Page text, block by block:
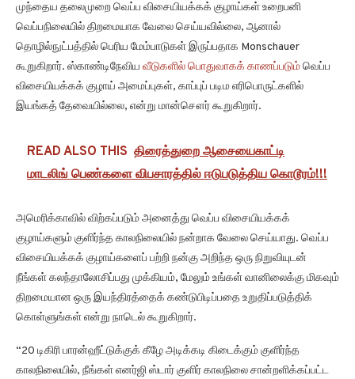
முந்தைய தலைமுறை வெப்ப விசையியக்கக் குழாய்கள் உறைபனி
வெப்பநிலையில் திறமையாக வேலை செய்யவில்லை, ஆனால்
தொழில்நுட்பத்தில் பெரிய மேம்பாடுகள் இருப்பதாக Monschauer
கூறுகிறார். ஸ்காண்டிநேவிய வீடுகளில் பொதுவாகக் காணப்படும்வெப்ப
விசையியக்கக் குழாய் அமைப்புகள், காப்புப் படிம எரிபொருட்களில்
இயங்கத் தேவையில்லை, என்று மான்சௌர் கூறுகிறார்.
READ ALSO THIS திரைத்துறை ஆசையைகாட்டி
மாடலிங் பெண்களை விபசாரத்தில் ஈடுபடுத்திய கொடூரம்!!!
அமெரிக்காவில் விற்கப்படும் அனைத்து வெப்ப விசையியக்கக்
குழாய்களும் குளிர்ந்த காலநிலையில் நன்றாக வேலை செய்யாது. வெப்ப
விசையியக்கக் குழாய்களைப் பற்றி நன்கு அறிந்த ஒரு நிறுவியுடன்
நீங்கள் கலந்தாலோசிப்பது முக்கியம், மேலும் உங்கள் வானிலைக்கு மிகவும்
திறமையான ஒரு இயந்திரத்தைக் கண்டுபிடிப்பதை உறுதிப்படுத்திக்
கொள்ளுங்கள் என்று நாடெல் கூறுகிறார்.
“20 டிகிரி பாரன்ஹீட்டுக்குக் கீழே அடிக்கடி கிடைக்கும் குளிர்ந்த
காலநிலையில், நீங்கள் எனர்ஜி ஸ்டார் குளிர் காலநிலை சான்றளிக்கப்பட்ட